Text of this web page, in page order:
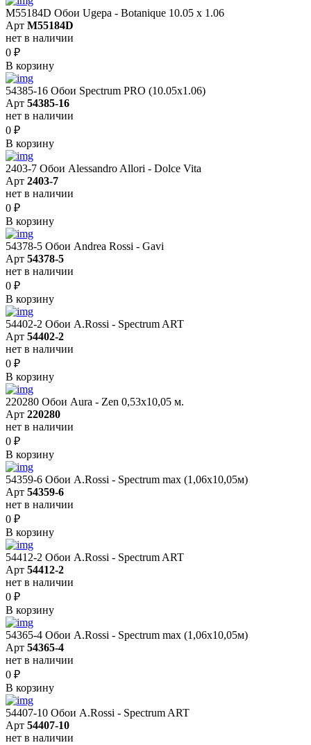
M55184D Обои Ugepa - Botanique 10.05 х 1.06
Арт M55184D
нет в наличии
0 ₽
В корзину
54385-16 Обои Spectrum PRO (10.05х1.06)
Арт 54385-16
нет в наличии
0 ₽
В корзину
2403-7 Обои Alessandro Allori - Dolce Vita
Арт 2403-7
нет в наличии
0 ₽
В корзину
54378-5 Обои Andrea Rossi - Gavi
Арт 54378-5
нет в наличии
0 ₽
В корзину
54402-2 Обои A.Rossi - Spectrum ART
Арт 54402-2
нет в наличии
0 ₽
В корзину
220280 Обои Aura - Zen 0,53х10,05 м.
Арт 220280
нет в наличии
0 ₽
В корзину
54359-6 Обои A.Rossi - Spectrum max (1,06x10,05м)
Арт 54359-6
нет в наличии
0 ₽
В корзину
54412-2 Обои A.Rossi - Spectrum ART
Арт 54412-2
нет в наличии
0 ₽
В корзину
54365-4 Обои A.Rossi - Spectrum max (1,06x10,05м)
Арт 54365-4
нет в наличии
0 ₽
В корзину
54407-10 Обои A.Rossi - Spectrum ART
Арт 54407-10
нет в наличии